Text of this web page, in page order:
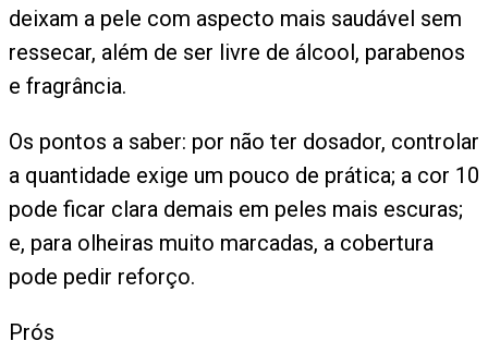
deixam a pele com aspecto mais saudável sem
ressecar, além de ser livre de álcool, parabenos
e fragrância.
Os pontos a saber: por não ter dosador, controlar
a quantidade exige um pouco de prática; a cor 10
pode ficar clara demais em peles mais escuras;
e, para olheiras muito marcadas, a cobertura
pode pedir reforço.
Prós